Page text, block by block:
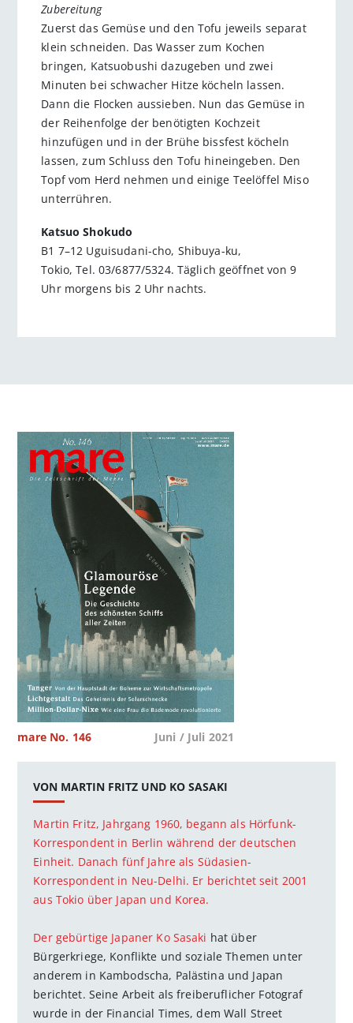
Zubereitung
Zuerst das Gemüse und den Tofu jeweils separat
klein schneiden. Das Wasser zum Kochen
bringen, Katsuobushi dazugeben und zwei
Minuten bei schwacher Hitze köcheln lassen.
Dann die Flocken aussieben. Nun das Gemüse in
der Reihenfolge der benötigten Kochzeit
hinzufügen und in der Brühe bissfest köcheln
lassen, zum Schluss den Tofu hineingeben. Den
Topf vom Herd nehmen und einige Teelöffel Miso
unterrühren.
Katsuo Shokudo
B1 7–12 Uguisudani-cho, Shibuya-ku,
Tokio, Tel. 03/6877/5324. Täglich geöffnet von 9
Uhr morgens bis 2 Uhr nachts.
mare No. 146 Juni / Juli 2021
VON MARTIN FRITZ UND KO SASAKI
Martin Fritz, Jahrgang 1960, begann als Hörfunk-
Korrespondent in Berlin während der deutschen
Einheit. Danach fünf Jahre als Südasien-
Korrespondent in Neu-Delhi. Er berichtet seit 2001
aus Tokio über Japan und Korea.
Der gebürtige Japaner Ko Sasaki hat über
Bürgerkriege, Konflikte und soziale Themen unter
anderem in Kambodscha, Palästina und Japan
berichtet. Seine Arbeit als freiberuflicher Fotograf
wurde in der Financial Times, dem Wall Street